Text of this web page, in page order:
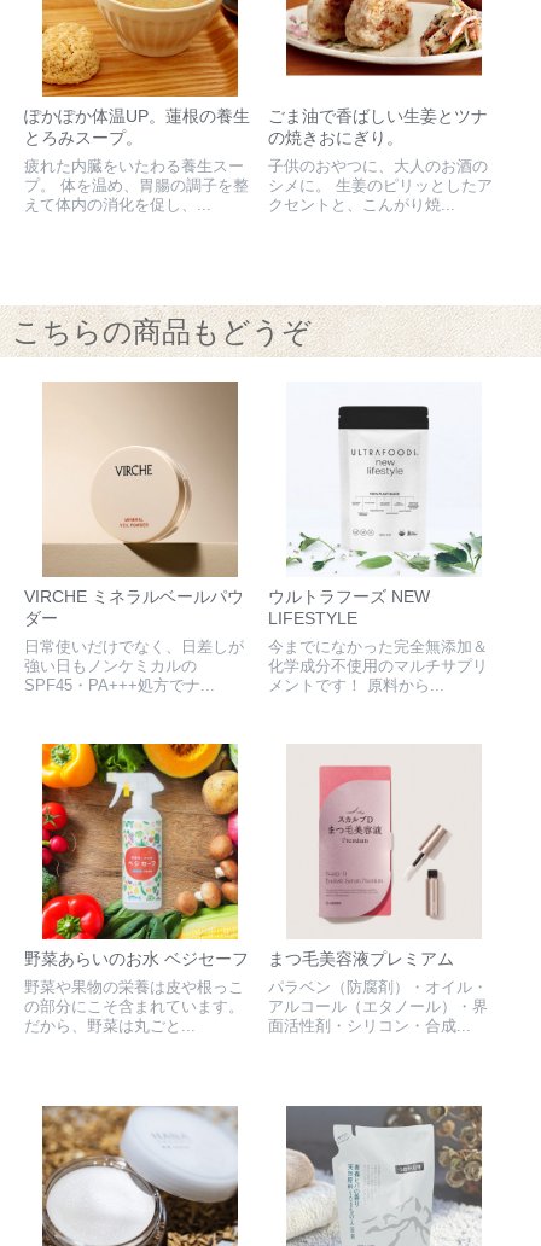
ぽかぽか体温UP。蓮根の養生
とろみスープ。
疲れた内臓をいたわる養生スー
プ。 体を温め、胃腸の調子を整
えて体内の消化を促し、...
ごま油で香ばしい生姜とツナ
の焼きおにぎり。
子供のおやつに、大人のお酒の
シメに。 生姜のピリッとしたア
クセントと、こんがり焼...
こちらの商品もどうぞ
VIRCHE ミネラルベールパウ
ダー
日常使いだけでなく、日差しが
強い日もノンケミカルの
SPF45・PA+++処方でナ...
ウルトラフーズ NEW
LIFESTYLE
今までになかった完全無添加＆
化学成分不使用のマルチサプリ
メントです！ 原料から...
野菜あらいのお水 ベジセーフ
野菜や果物の栄養は皮や根っこ
の部分にこそ含まれています。
だから、野菜は丸ごと...
まつ毛美容液プレミアム
パラベン（防腐剤）・オイル・
アルコール（エタノール）・界
面活性剤・シリコン・合成...